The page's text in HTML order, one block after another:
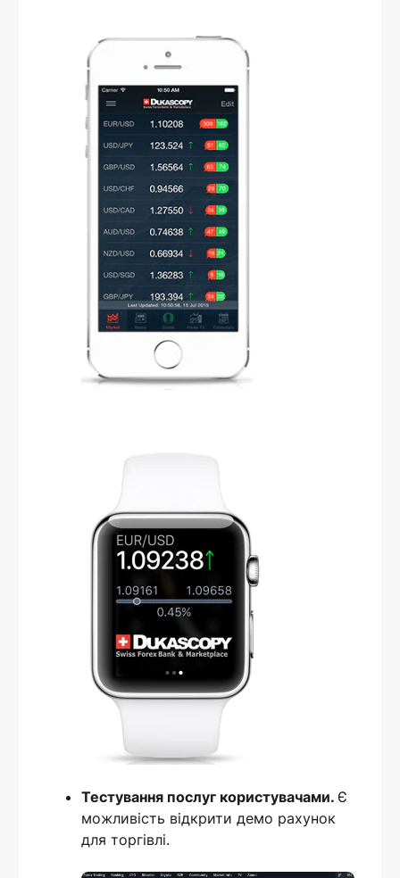
Тестування послуг користувачами. Є
можливість відкрити демо рахунок
для торгівлі.